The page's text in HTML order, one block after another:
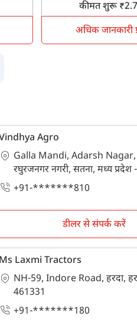
कीमत शुरू
अधिक जानकारी
Agro
Galla Mandi, Adarsh
रघुरजनगर नगरी, सतना, मध्य प्रदेश
+91-*******810
डीलर से संपर्क करें
Ms Laxmi Tractors
NH-59, Indore Road, हरदा,
461331
+91-*******180